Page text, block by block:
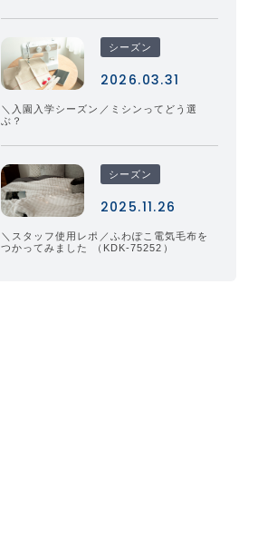
シーズン
2026.03.31
＼入園入学シーズン／ミシンってどう選
ぶ？
シーズン
2025.11.26
＼スタッフ使用レポ／ふわぽこ電気毛布を
つかってみました （KDK-75252）